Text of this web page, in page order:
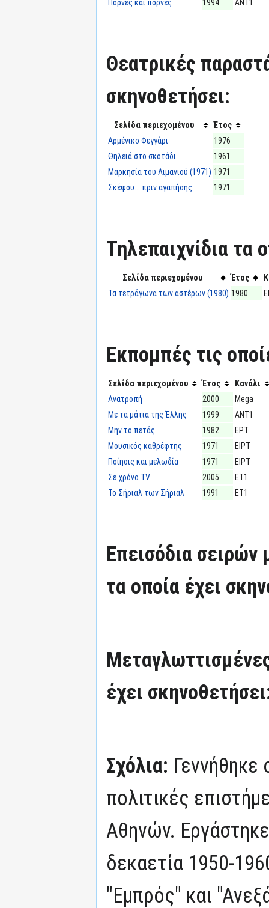
Πόρνες και πόρνες 1994 ΑΝΤ1
Θεατρικές
σκηνοθετήσει:
Σελίδα περιεχομένου
Έτος
Αρμένικο Φεγγάρι
1976
Θηλειά στο σκοτάδι
1961
Μαρκησία του Λιμανιού (1971) 1971
Σκέψου... πριν αγαπήσης
1971
Τηλεπαιχνίδια τα
Σελίδα περιεχομένου Έτος
Τα τετράγωνα των αστέρων (1980) 1980
Εκπομπές τις
Σελίδα περιεχομένου Έτος
Κανάλι
Ανατροπή
2000
Mega
Με τα μάτια της Έλλης
1999
ΑΝΤ1
Μην το πετάς
1982
ΕΡΤ
Μουσικός καθρέφτης
1971
ΕΙΡΤ
Ποίησις και μελωδία
1971
ΕΙΡΤ
Σε χρόνο TV
2005
ΕΤ1
Το Σήριαλ των Σήριαλ
1991 ΕΤ1
Επεισόδια
τα οποία έχει
έχει
Σχόλια:
πολιτικές
Αθηνών.
δεκαετία 1950-
"Εμπρός" και